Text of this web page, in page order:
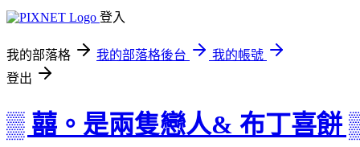
登入
我的部落格 我的部落格後台
我的帳號
登出
▒ 囍。是兩隻戀人& 布丁喜餅